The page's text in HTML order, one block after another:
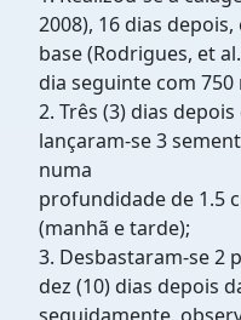
2008), 16 dias
base (Rodrigues, et
dia seguinte com 750
2. Três (3) dias
lançaram-se 3
numa
profundidade de 1.5
(manhã e tarde);
3. Desbastaram-se 2
dez (10) dias depois